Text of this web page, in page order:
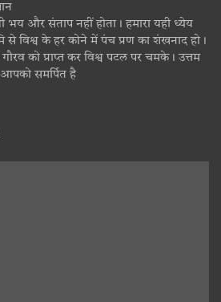
और संताप नहीं होता। हमारा यही ध्येय
विश्व के हर कोने में पंच प्रण का शंखनाद हो।
को प्राप्त कर विश्व पटल पर चमके। उत्तम
समर्पित है